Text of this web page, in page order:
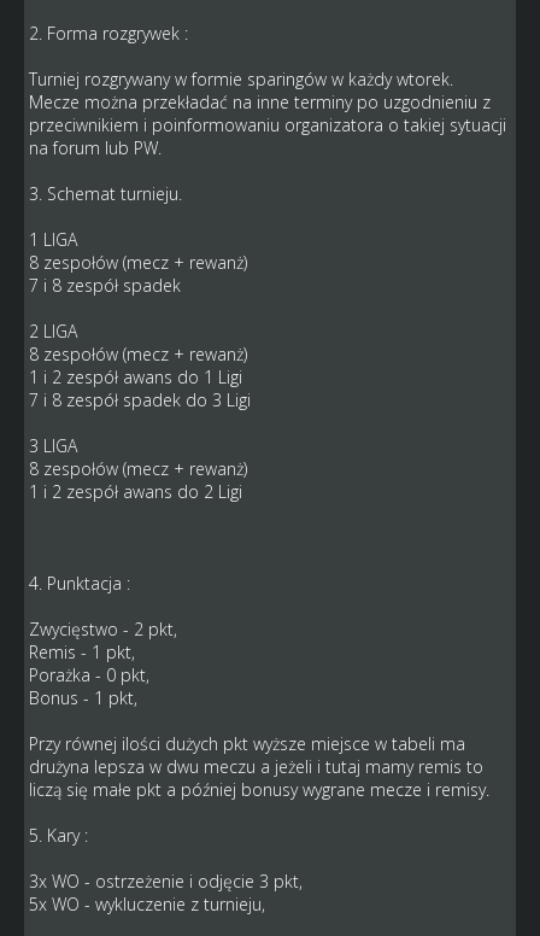
2. Forma rozgrywek :
Turniej rozgrywany w formie sparingów w każdy wtorek.
Mecze można przekładać na inne terminy po uzgodnieniu z
przeciwnikiem i poinformowaniu organizatora o takiej sytuacji
na forum lub PW.
3. Schemat turnieju.
1 LIGA
8 zespołów (mecz + rewanż)
7 i 8 zespół spadek
2 LIGA
8 zespołów (mecz + rewanż)
1 i 2 zespół awans do 1 Ligi
7 i 8 zespół spadek do 3 Ligi
3 LIGA
8 zespołów (mecz + rewanż)
1 i 2 zespół awans do 2 Ligi
4. Punktacja :
Zwycięstwo - 2 pkt,
Remis - 1 pkt,
Porażka - 0 pkt,
Bonus - 1 pkt,
Przy równej ilości dużych pkt wyższe miejsce w tabeli ma
drużyna lepsza w dwu meczu a jeżeli i tutaj mamy remis to
liczą się małe pkt a później bonusy wygrane mecze i remisy.
5. Kary :
3x WO - ostrzeżenie i odjęcie 3 pkt,
5x WO - wykluczenie z turnieju,